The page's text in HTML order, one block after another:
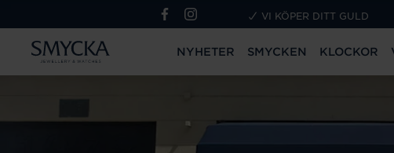
VI KÖPER DITT GULD
NYHETER SMYCKEN KLOCKOR